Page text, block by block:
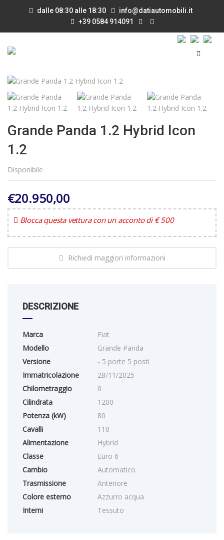
dalle 08:30 alle 18:30
info@datiautomobili.it
+39 0584 914091
Grande Panda 1.2 Hybrid Icon
1.2
Disponibile
€20.950,00
Blocca questa vettura con un acconto di € 500
Richiedi maggiori informazioni
DESCRIZIONE
Marca
Fiat
Modello
Grande Panda
Versione
- 5 porte 5 posti
Immatricolazione
28/11/2025
Chilometraggio
0
Cilindrata
1200
Potenza (kW)
80
Cavalli
110
Alimentazione
Hybrid
Classe
Euro 6
Cambio
Automatico
Trasmissione
Anteriore
Colore esterno
Azzurro acqua
Interni
Tessuto